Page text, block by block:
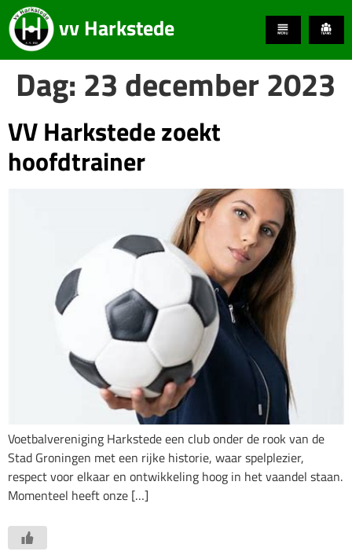
vv Harkstede
Dag: 23 december 2023
VV Harkstede zoekt
hoofdtrainer
Voetbalvereniging Harkstede een club onder de rook van de
Stad Groningen met een rijke historie, waar spelplezier,
respect voor elkaar en ontwikkeling hoog in het vaandel staan.
Momenteel heeft onze […]